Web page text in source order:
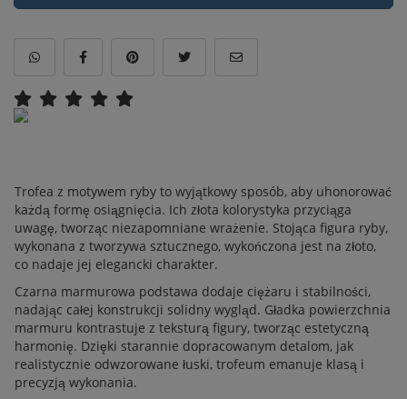
Trofea z motywem ryby to wyjątkowy sposób, aby uhonorować
każdą formę osiągnięcia. Ich złota kolorystyka przyciąga
uwagę, tworząc niezapomniane wrażenie. Stojąca figura ryby,
wykonana z tworzywa sztucznego, wykończona jest na złoto,
co nadaje jej elegancki charakter.
Czarna marmurowa podstawa dodaje ciężaru i stabilności,
nadając całej konstrukcji solidny wygląd. Gładka powierzchnia
marmuru kontrastuje z teksturą figury, tworząc estetyczną
harmonię. Dzięki starannie dopracowanym detalom, jak
realistycznie odwzorowane łuski, trofeum emanuje klasą i
precyzją wykonania.